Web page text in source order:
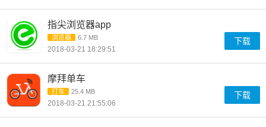
指尖浏览器app
浏览器 6.7 MB
2018-03-21 18:29:51
下载
摩拜单车
打车 25.4 MB
2018-03-21 21:55:06
下载